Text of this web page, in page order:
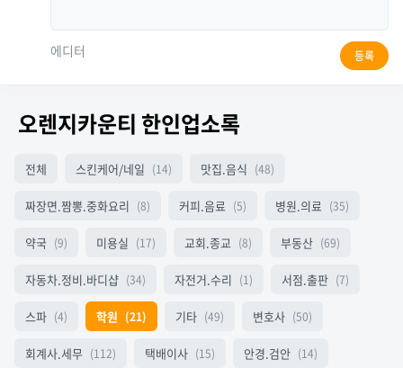
에디터 등록
오렌지카운티 한인업소록
전체 스킨케어/네일 (14) 맛집.음식 (48)
짜장면.짬뽕.중화요리 (8) 커피.음료 (5) 병원.의료 (35)
약국 (9) 미용실 (17) 교회.종교 (8) 부동산 (69)
자동차.정비.바디샵 (34) 자전거.수리 (1) 서점.출판 (7)
스파 (4) 학원 (21) 기타 (49) 변호사 (50)
회계사.세무 (112) 택배이사 (15) 안경.검안 (14)